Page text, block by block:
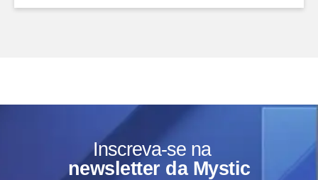
Inscreva-se na
newsletter da Mystic